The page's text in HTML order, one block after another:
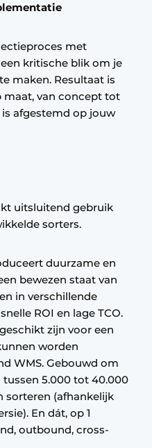
met
kritische blik om je
maken. Resultaat is
maat, van concept tot
afgestemd op jouw
uitsluitend gebruik
sorters.
duurzame en
bewezen staat van
in verschillende
ROI en lage TCO.
zijn voor een
worden
WMS. Gebouwd om
tussen 5.000 tot 40.000
sorteren (afhankelijk
En dát, op 1
outbound, cross-